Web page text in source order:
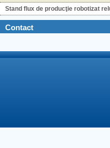
Stand flux de producţie robotizat
Contact